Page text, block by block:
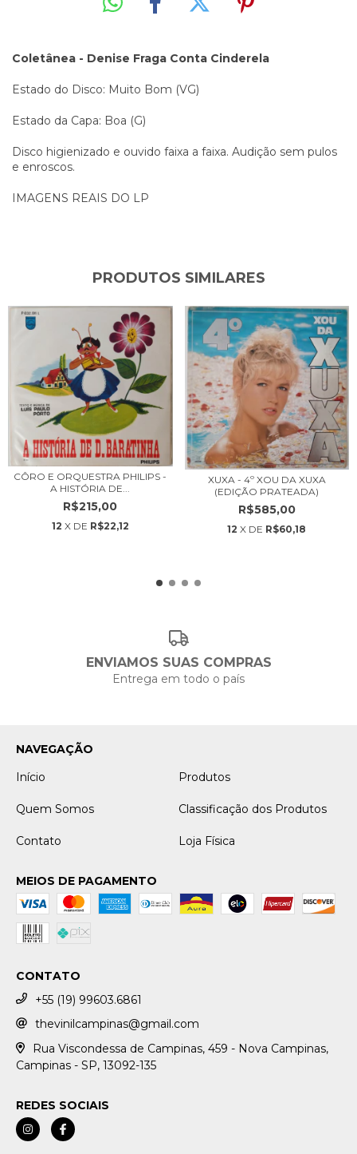
Coletânea - Denise Fraga Conta Cinderela
Estado do Disco: Muito Bom (VG)
Estado da Capa: Boa (G)
Disco higienizado e ouvido faixa a faixa. Audição sem pulos
e enroscos.
IMAGENS REAIS DO LP
PRODUTOS SIMILARES
CÔRO E ORQUESTRA PHILIPS -
A HISTÓRIA DE...
R$215,00
12 X DE R$22,12
XUXA - 4º XOU DA XUXA
(EDIÇÃO PRATEADA)
R$585,00
12 X DE R$60,18
ENVIAMOS SUAS COMPRAS
Entrega em todo o país
NAVEGAÇÃO
Início
Produtos
Quem Somos Classificação dos Produtos
Contato Loja Física
MEIOS DE PAGAMENTO
CONTATO
+55 (19) 99603.6861
thevinilcampinas@gmail.com
Rua Viscondessa de Campinas, 459 - Nova Campinas,
Campinas - SP, 13092-135
REDES SOCIAIS